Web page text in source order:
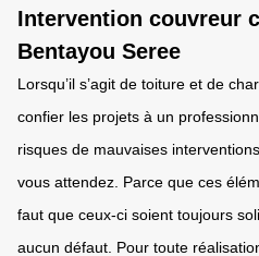
Intervention couvreur
Bentayou Seree
Lorsqu’il s’agit de toiture et de
confier les projets à un
risques de mauvaises
vous attendez. Parce que ces
faut que ceux-ci soient toujours
aucun défaut. Pour toute